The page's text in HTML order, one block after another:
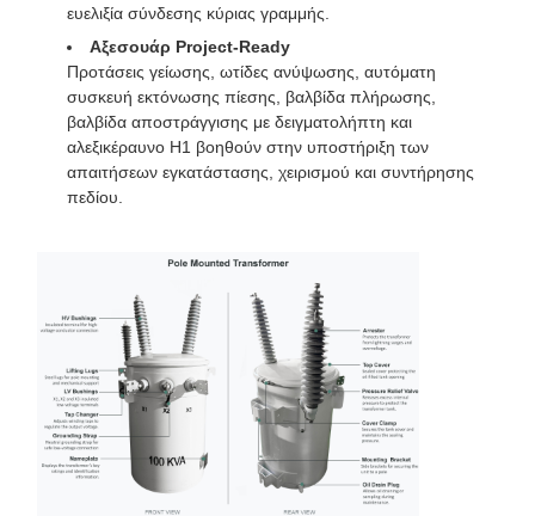
ευελιξία σύνδεσης κύριας γραμμής.
Αξεσουάρ Project-Ready
Προτάσεις γείωσης, ωτίδες ανύψωσης, αυτόματη
συσκευή εκτόνωσης πίεσης, βαλβίδα πλήρωσης,
βαλβίδα αποστράγγισης με δειγματολήπτη και
αλεξικέραυνο H1 βοηθούν στην υποστήριξη των
απαιτήσεων εγκατάστασης, χειρισμού και συντήρησης
πεδίου.